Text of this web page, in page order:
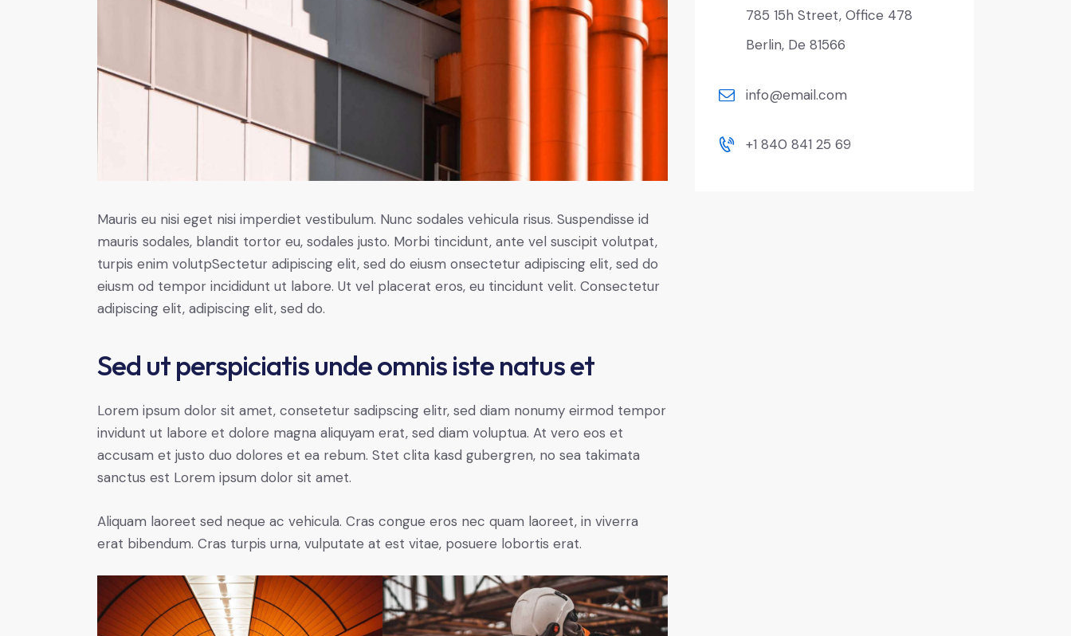
Mauris eu nisi eget nisi imperdiet vestibulum. Nunc sodales vehicula risus. Suspendisse id
mauris sodales, blandit tortor eu, sodales justo. Morbi tincidunt, ante vel suscipit volutpat,
turpis enim volutpSectetur adipiscing elit, sed do eiusm onsectetur adipiscing elit, sed do
eiusm od tempor incididunt ut labore. Ut vel placerat eros, eu tincidunt velit. Consectetur
adipiscing elit, adipiscing elit, sed do.
Sed ut perspiciatis unde omnis iste natus et
Lorem ipsum dolor sit amet, consetetur sadipscing elitr, sed diam nonumy eirmod tempor
invidunt ut labore et dolore magna aliquyam erat, sed diam voluptua. At vero eos et
accusam et justo duo dolores et ea rebum. Stet clita kasd gubergren, no sea takimata
sanctus est Lorem ipsum dolor sit amet.
Aliquam laoreet sed neque ac vehicula. Cras congue eros nec quam laoreet, in viverra
erat bibendum. Cras turpis urna, vulputate at est vitae, posuere lobortis erat.
785 15h Street, Office 478
Berlin, De 81566
info@email.com
+1 840 841 25 69